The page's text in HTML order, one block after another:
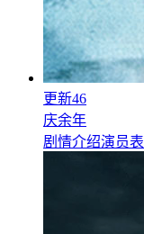
更新46
庆余年
剧情介绍演员表